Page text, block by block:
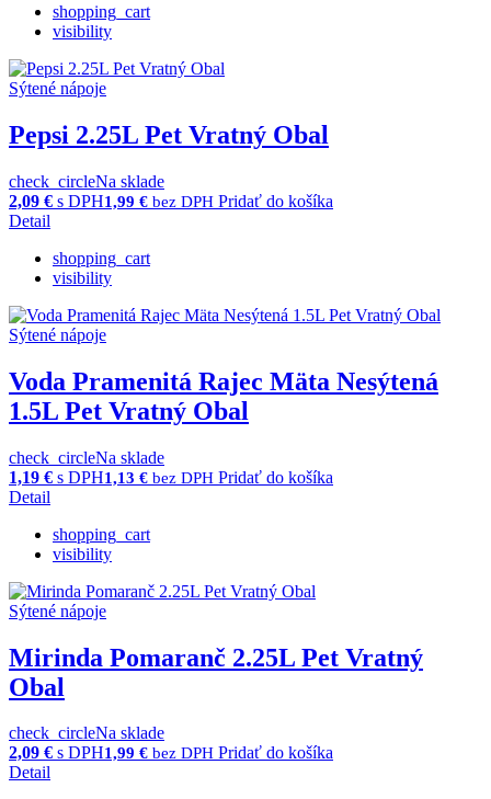
shopping_cart
visibility
Sýtené nápoje
Pepsi 2.25L Pet Vratný Obal
check_circleNa sklade
2,09 € s DPH1,99 € bez DPH Pridať do košíka
Detail
shopping_cart
visibility
Sýtené nápoje
Voda Pramenitá Rajec Mäta Nesýtená
1.5L Pet Vratný Obal
check_circleNa sklade
1,19 € s DPH1,13 € bez DPH Pridať do košíka
Detail
shopping_cart
visibility
Sýtené nápoje
Mirinda Pomaranč 2.25L Pet Vratný
Obal
check_circleNa sklade
2,09 € s DPH1,99 € bez DPH Pridať do košíka
Detail